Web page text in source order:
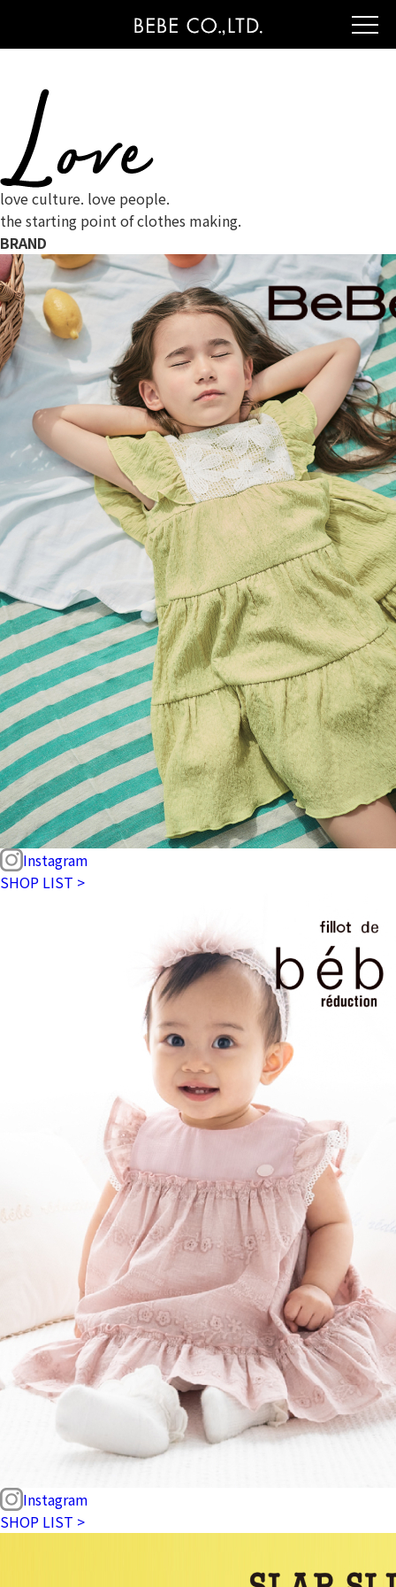
love culture. love people.
the starting point of clothes making.
BRAND
Instagram
SHOP LIST >
Instagram
SHOP LIST >